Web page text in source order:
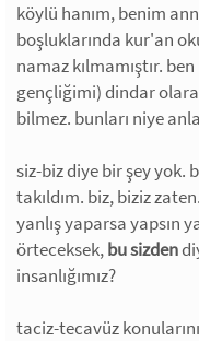
köylü hanım, benim
boşluklarında kur'an
namaz kılmamıştır.
gençliğimi) dindar
bilmez. bunları niye
siz-biz diye bir şey yok.
takıldım. biz, biziz
yanlış yaparsa yapsın
örteceksek,bu sizden
insanlığımız?
taciz-tecavüz